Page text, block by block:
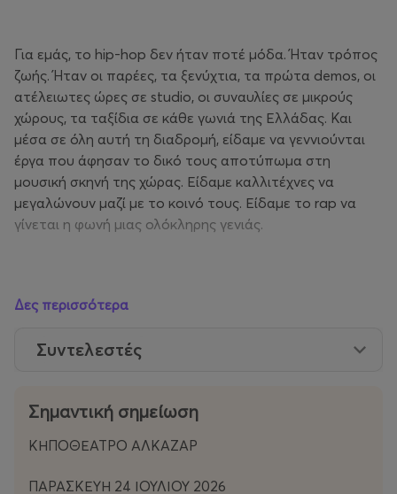
Για εμάς, το hip-hop δεν ήταν ποτέ μόδα. Ήταν τρόπος
ζωής. Ήταν οι παρέες, τα ξενύχτια, τα πρώτα demos, οι
ατέλειωτες ώρες σε studio, οι συναυλίες σε μικρούς
χώρους, τα ταξίδια σε κάθε γωνιά της Ελλάδας. Και
μέσα σε όλη αυτή τη διαδρομή, είδαμε να γεννιούνται
έργα που άφησαν το δικό τους αποτύπωμα στη
μουσική σκηνή της χώρας. Είδαμε καλλιτέχνες να
μεγαλώνουν μαζί με το κοινό τους. Είδαμε το rap να
γίνεται η φωνή μιας ολόκληρης γενιάς.
Από τα underground ραπς στα υπόγεια της Αθήνας, της
φεστιβάλ και τα stadium shows, αυτό που δεν χάσαμε
κάνουν το rap τόσο ξεχωριστό. Γιατί αυτός είναι και ο
Επειδή δεν προσπάθησε να γίνει κάτι άλλο από αυτό
Δες περισσότερα
Συντελεστές
Σημαντική σημείωση
ΚΗΠΟΘΕΑΤΡΟ ΑΛΚΑΖΑΡ
ΠΑΡΑΣΚΕΥΗ 24 ΙΟΥΛΙΟΥ 2026